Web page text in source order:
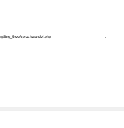
ling_theo/sprachwandel.php